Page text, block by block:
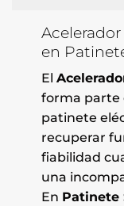
en
El
forma parte
patinete
recuperar
fiabilidad
una
En Patinete